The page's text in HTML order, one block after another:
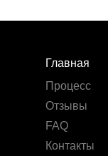
Главная
Процесс
Отзывы
FAQ
Контакты